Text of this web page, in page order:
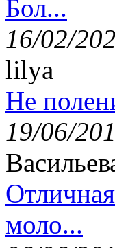
Бол...
16/02/
lilya
Не
19/06/
моло...